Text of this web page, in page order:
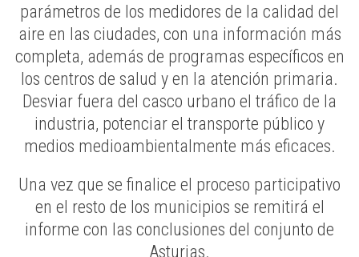
parámetros de los medidores de la calidad del
aire en las ciudades, con una información más
completa, además de programas específicos en
los centros de salud y en la atención primaria.
Desviar fuera del casco urbano el tráfico de la
industria, potenciar el transporte público y
medios medioambientalmente más eficaces.
Una vez que se finalice el proceso participativo
en el resto de los municipios se remitirá el
informe con las conclusiones del conjunto de
Asturias.